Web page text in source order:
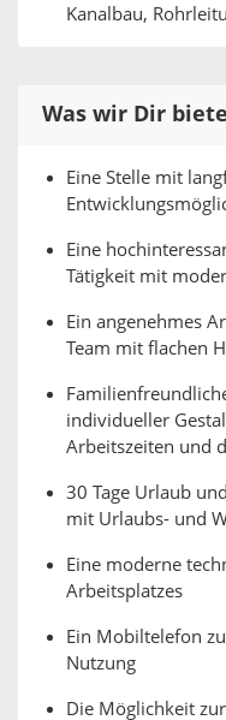
Kanalbau,
Was wir Dir
Eine Stelle mit
Eine
Tätigkeit mit
Ein angenehmes
Team mit flachen
individueller
Arbeitszeiten und
30 Tage Urlaub
mit Urlaubs- und
Eine moderne
Arbeitsplatzes
Ein Mobiltelefon
Nutzung
Die Möglichkeit